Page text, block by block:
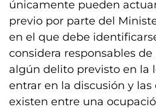
únicamente pueden
previo por parte del
en el que debe
considera responsables
algún delito previsto en la
entrar en la discusión y
existen entre una